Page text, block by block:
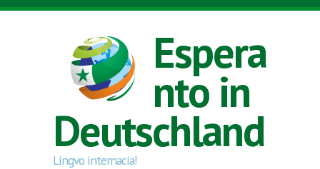
Direkt zum Inhalt
Espera
nto in
Deutschland
Lingvo internacia!